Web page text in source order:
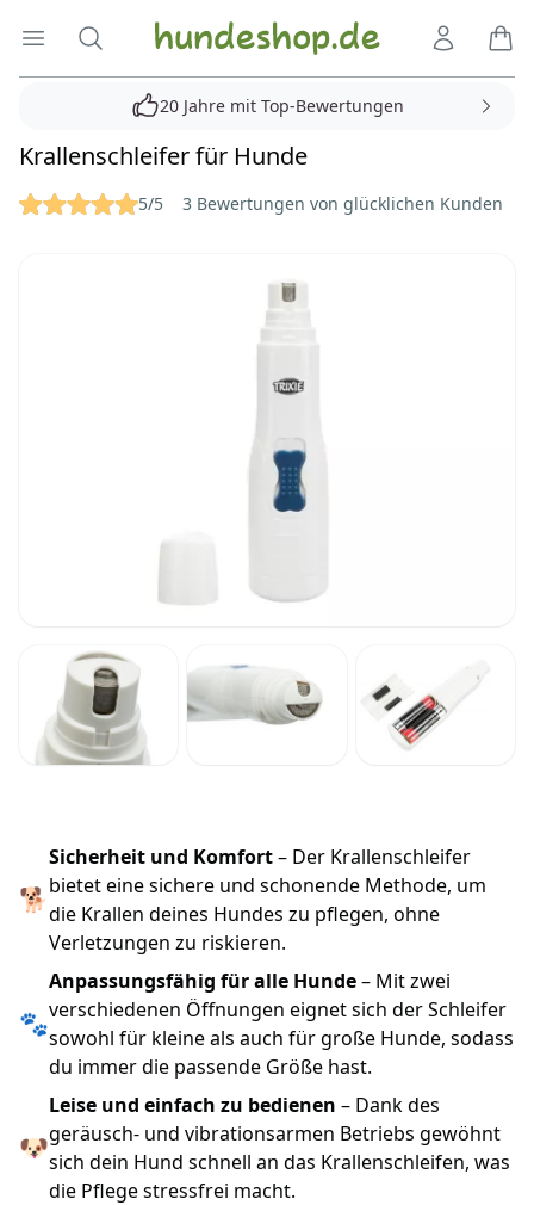
Menü öffnen
Suche Hundeshop.de
20 Jahre mit Top-Bewertungen
Krallenschleifer für Hunde
Reviews 5/5 3 Bewertungen von glücklichen Kunden
🐕
Sicherheit und Komfort– Der Krallenschleifer
bietet eine sichere und schonende Methode, um
die Krallen deines Hundes zu pflegen, ohne
Verletzungen zu riskieren.
🐾
Anpassungsfähig für alle Hunde– Mit zwei
verschiedenen Öffnungen eignet sich der Schleifer
sowohl für kleine als auch für große Hunde, sodass
du immer die passende Größe hast.
🐶
Leise und einfach zu bedienen – Dank des
geräusch- und vibrationsarmen Betriebs gewöhnt
sich dein Hund schnell an das Krallenschleifen, was
die Pflege stressfrei macht.